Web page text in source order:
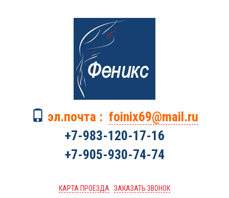
эл.почта : foinix69@mail.ru
+7-983-120-17-16
+7-905-930-74-74
КАРТА ПРОЕЗДА ЗАКАЗАТЬ ЗВОНОК